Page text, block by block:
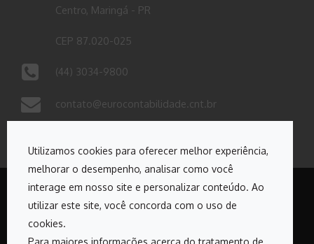
Utilizamos cookies para oferecer melhor experiência,
melhorar o desempenho, analisar como você
interage em nosso site e personalizar conteúdo. Ao
utilizar este site, você concorda com o uso de
cookies.
Para maiores informações acerca do tratamento de
Centro, Maringá - PR
CEP 87.020-025
(44) 3034-9800
contato@eurocontabilidade.cnt.br
Copyrights © 2026. Todos os direitos reservados Euro